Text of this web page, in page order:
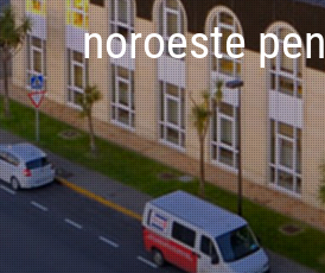
noroeste